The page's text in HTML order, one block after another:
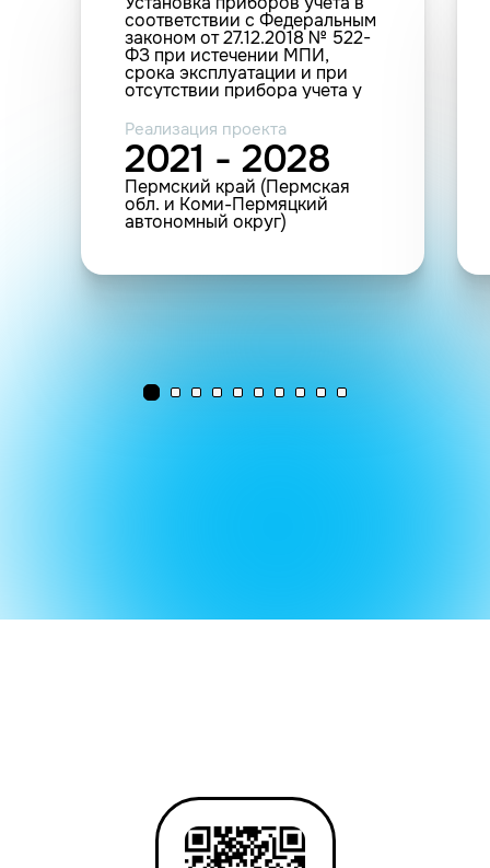
соответствии с Федеральным
законом от 27.12.2018 № 522-
ФЗ при истечении МПИ,
срока эксплуатации и при
отсутствии прибора учета у
крае класса напряжения 0.22
(0.4) кВ (110306 т.у.)
Реализация проекта
2021 - 2028
Пермский край (Пермская
обл. и Коми-Пермяцкий
автономный округ)